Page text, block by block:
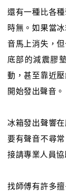
還有一種比各
時無。如果當
音馬上消失，
底部的減震膠
動，甚至靠近
開始發出聲音。
冰箱發出聲響
要有聲音不尋
接請專業人員協
找師傅有許多